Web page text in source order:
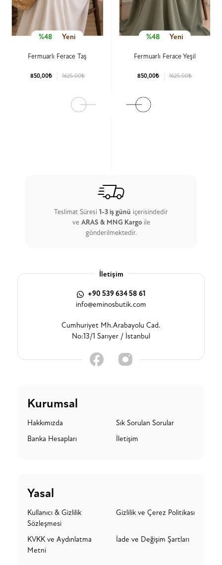
%48 Yeni
Fermuarlı Ferace Taş
850,00₺ 1625.00₺
%48 Yeni
Fermuarlı Ferace Yeşil
850,00₺ 1625.00₺
Teslimat Süresi 1-3 iş günü içerisindedir
ve ARAS & MNG Kargo ile
gönderilmektedir.
İletişim
+90 539 634 58 61
info@eminosbutik.com
Cumhuriyet Mh.Arabayolu Cad.
No:13/1 Sarıyer / İstanbul
Kurumsal
Hakkımızda
Sık Sorulan Sorular
Banka Hesapları
İletişim
Yasal
Kullanıcı & Gizlilik
Sözleşmesi
Gizlilik ve Çerez Politikası
KVKK ve Aydınlatma
Metni
İade ve Değişim Şartları